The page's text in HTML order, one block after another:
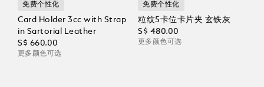
免费个性化
Card Holder 3cc with Strap
in Sartorial Leather
S$ 660.00
更多颜色可选
免费个性化
粒纹5卡位卡片夹 玄铁灰
S$ 480.00
更多颜色可选